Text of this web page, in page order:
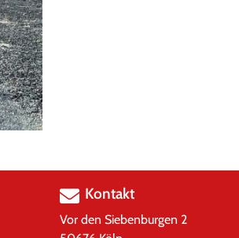
Kontakt
Vor den Siebenburgen 2